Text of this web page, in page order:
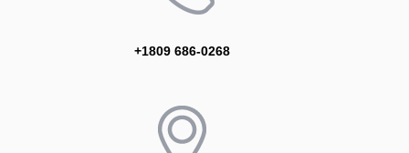
+1809 686-0268